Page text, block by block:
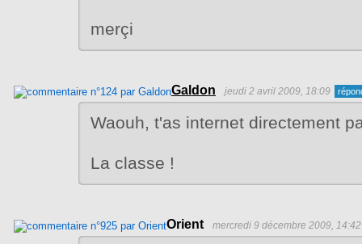
merçi
Galdon jeudi 2 avril 2009, 18:09
Waouh, t'as internet directement
La classe !
Orient mercredi 9 décembre 2009, 14:42